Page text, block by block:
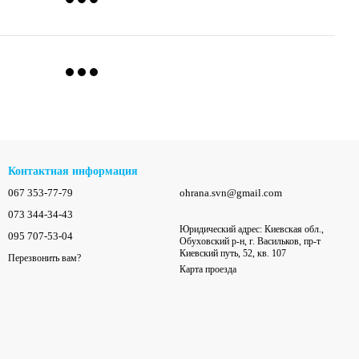
Контактная информация
067 353-77-79
073 344-34-43
095 707-53-04
Перезвонить вам?
ohrana.svn@gmail.com
Юридический адрес: Киевская обл.,
Обуховский р-н, г. Васильков, пр-т
Киевский путь, 52, кв. 107
Карта проезда